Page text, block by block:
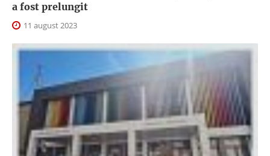
a fost prelungit
11 august 2023